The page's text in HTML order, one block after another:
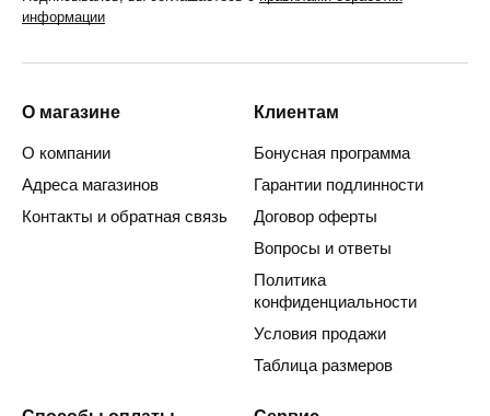
информации
О магазине
О компании
Адреса магазинов
Контакты и обратная связь
Клиентам
Бонусная программа
Гарантии подлинности
Договор оферты
Вопросы и ответы
Политика
конфиденциальности
Условия продажи
Таблица размеров